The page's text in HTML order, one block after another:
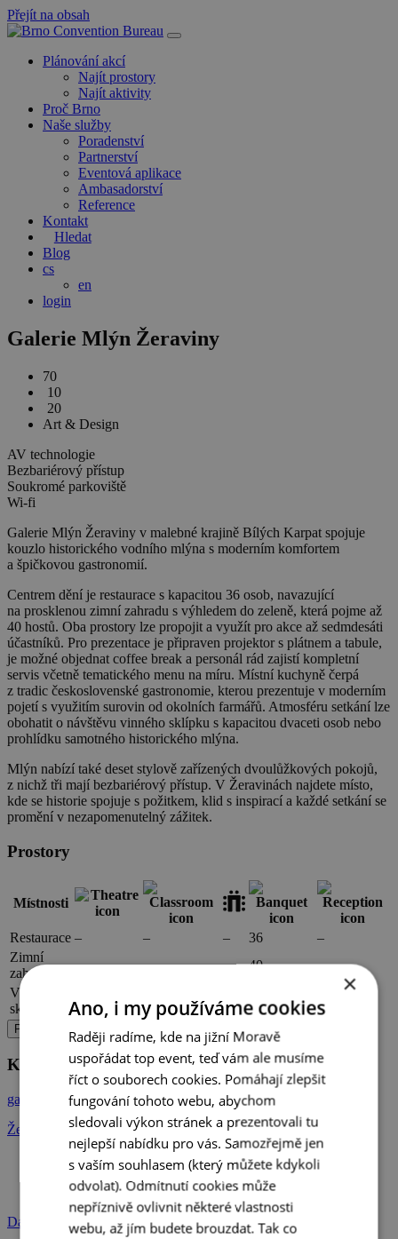
Přejít na obsah
Hlavní
navigace
Plánování akcí
Najít prostory
Najít aktivity
Proč Brno
Naše služby
Poradenství
Partnerství
Eventová aplikace
Ambasadorství
Reference
Kontakt
Hledat
Blog
cs
en
login
Galerie Mlýn Žeraviny
70
10
20
Art & Design
AV technologie
Bezbariérový přístup
Soukromé parkoviště
Wi-fi
Galerie Mlýn Žeraviny v malebné krajině Bílých Karpat spojuje
kouzlo historického vodního mlýna s moderním komfortem
a špičkovou gastronomií.
Centrem dění je restaurace s kapacitou 36 osob, navazující
na prosklenou zimní zahradu s výhledem do zeleně, která pojme až
40 hostů. Oba prostory lze propojit a využít pro akce až sedmdesáti
účastníků. Pro prezentace je připraven projektor s plátnem a tabule,
je možné objednat coffee break a personál rád zajistí kompletní
servis včetně tematického menu na míru. Místní kuchyně čerpá
z tradic československé gastronomie, kterou prezentuje v moderním
pojetí s využitím surovin od okolních farmářů. Atmosféru setkání lze
obohatit o návštěvu vinného sklípku s kapacitou dvaceti osob nebo
prohlídku samotného historického mlýna.
Mlýn nabízí také deset stylově zařízených dvoulůžkových pokojů,
z nichž tři mají bezbariérový přístup. V Žeravinách najdete místo,
kde se historie spojuje s požitkem, klid s inspirací a každé setkání se
promění v nezapomenutelný zážitek.
Prostory
Místnosti
Restaurace – – – 36
–
Zimní
zahrada
– – – 40
–
Vinný
sklep
– 20 –
Poptat prostor
Kontakt
galeriemlyn.cz
Žeraviny 1
Galerie Mlýn Žeraviny
Další prostory
×
Ano, i my používáme cookies
Raději radíme, kde na jižní Moravě
uspořádat top event, teď vám ale musíme
říct o souborech cookies. Pomáhají zlepšit
fungování tohoto webu, abychom
sledovali výkon stránek a prezentovali tu
nejlepší nabídku pro vás. Samozřejmě jen
s vaším souhlasem (který můžete kdykoli
odvolat). Odmítnutí cookies může
nepříznivě ovlivnit některé vlastnosti
webu, až jím budete brouzdat. Tak co